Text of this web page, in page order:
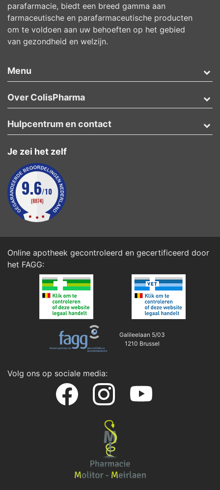
parafarmacie, biedt een breed gamma aan
farmaceutische en parafarmaceutische producten
om te voldoen aan uw behoeften op het gebied
van gezondheid en welzijn.
Menu
Over ColisPharma
Je zei het zelf
Hulpcentrum en contact
Online apotheek gecontroleerd en gecertificeerd door
het FAGG:
Galileelaan 5/03
1210 Brussel
Volg ons op sociale media: